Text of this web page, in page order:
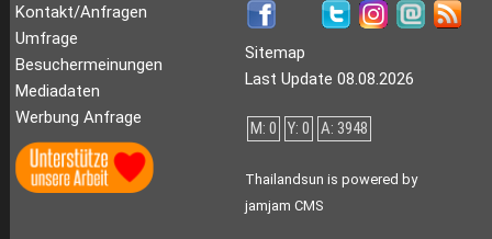
Kontakt/Anfragen
Umfrage
Besuchermeinungen
Mediadaten
Werbung Anfrage
Sitemap
Last Update 08.08.2026
M: 0 Y: 0 A: 3948
Thailandsun is powered by
jamjam CMS